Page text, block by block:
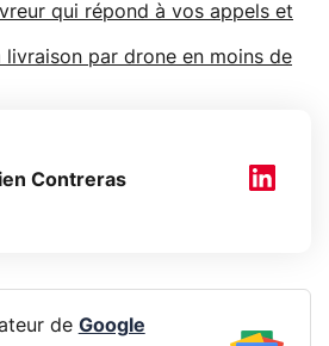
qui répond à vos appels et
par drone en moins de
Contreras
de Google